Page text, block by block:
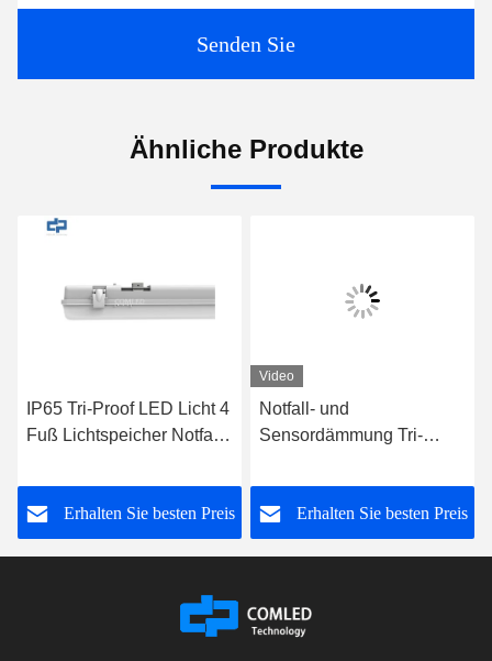
Senden Sie
Ähnliche Produkte
IP65 Tri-Proof LED Licht 4
Fuß Lichtspeicher Notfall
Erhalten Sie besten Preis
Video
Notfall- und
Sensordämmung Tri-
Batten Licht
Erhalten Sie besten Preis